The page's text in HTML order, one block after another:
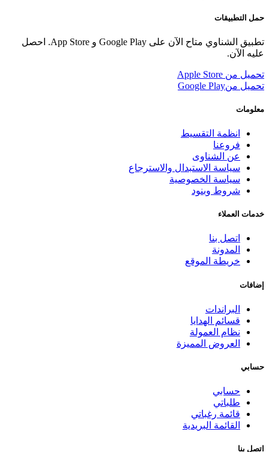
حمل التطبيقات
تطبيق الشناوي متاح الآن على Google Play و App Store. احصل
عليه الآن.
تحميل من Apple Store
تحميل منGoogle Play
معلومات
انظمة التقسيط
فروعنا
عن الشناوى
سياسة الاستبدال والاسترجاع
سياسة الخصوصية
شروط وبنود
خدمات العملاء
اتصل بنا
المدونة
خريطة الموقع
إضافات
البراندات
قسائم الهدايا
نظام العمولة
العروض المميزة
حسابي
حسابي
طلباتي
قائمة رغباتي
القائمة البريدية
اتصل بنا